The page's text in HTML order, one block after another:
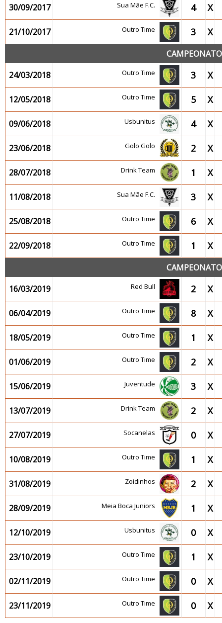
30/09/2017 Sua Mãe F.C. 4 X
21/10/2017 Outro Time 3 X
24/03/2018
Outro Time 3 X
12/05/2018 Outro Time 5 X
09/06/2018 Usbunitus 4 X
23/06/2018 Golo Golo 2 X
28/07/2018 Drink Team 1 X
11/08/2018 Sua Mãe F.C. 3 X
25/08/2018 Outro Time 6 X
22/09/2018 Outro Time 1 X
16/03/2019
Red Bull 2 X
06/04/2019 Outro Time 8 X
18/05/2019 Outro Time 1 X
01/06/2019 Outro Time 2 X
15/06/2019 Juventude 3 X
13/07/2019 Drink Team 2 X
27/07/2019 Socanelas 0 X
10/08/2019 Outro Time 1 X
31/08/2019 Zoidinhos 2 X
28/09/2019 Meia Boca Juniors 1 X
12/10/2019 Usbunitus 0 X
23/10/2019 Outro Time 1 X
02/11/2019 Outro Time 0 X
23/11/2019 Outro Time 0 X